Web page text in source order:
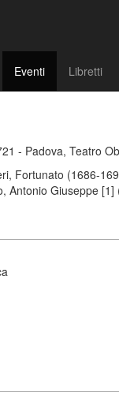
Eventi Libretti
- Padova, Teatro
Fortunato (1686-
Antonio Giuseppe